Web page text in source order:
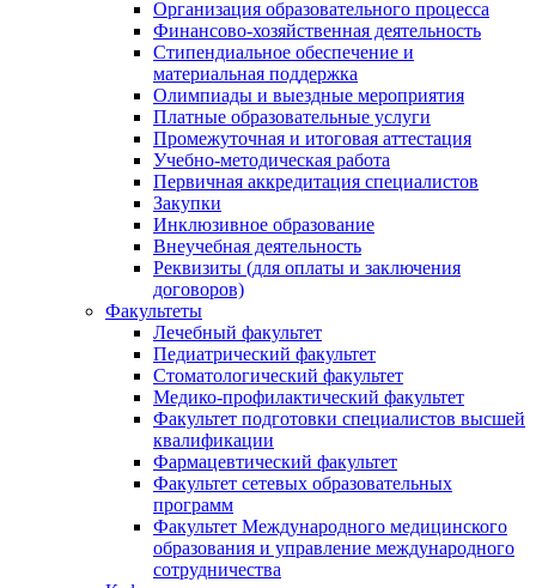
Организация образовательного процесса
Финансово-хозяйственная деятельность
Стипендиальное обеспечение и
материальная поддержка
Олимпиады и выездные мероприятия
Платные образовательные услуги
Промежуточная и итоговая аттестация
Учебно-методическая работа
Первичная аккредитация специалистов
Закупки
Инклюзивное образование
Внеучебная деятельность
Реквизиты (для оплаты и заключения
договоров)
Факультеты
Лечебный факультет
Педиатрический факультет
Стоматологический факультет
Медико-профилактический факультет
Факультет подготовки специалистов высшей
квалификации
Фармацевтический факультет
Факультет сетевых образовательных
программ
Факультет Международного медицинского
образования и управление международного
сотрудничества